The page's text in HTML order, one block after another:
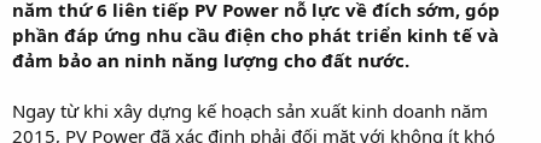
năm thứ 6 liên tiếp PV Power nỗ lực về đích sớm, góp
phần đáp ứng nhu cầu điện cho phát triển kinh tế và
đảm bảo an ninh năng lượng cho đất nước.
Ngay từ khi xây dựng kế hoạch sản xuất kinh doanh năm
2015, PV Power đã xác định phải đối mặt với không ít khó